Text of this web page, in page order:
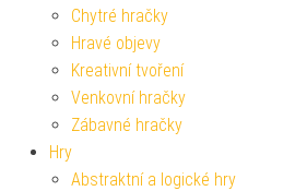
Chytré hračky
Hravé objevy
Kreativní tvoření
Venkovní hračky
Zábavné hračky
Hry
Abstraktní a logické hry